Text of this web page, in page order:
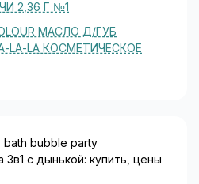
2,36 Г №1
МАСЛО Д/ГУБ
LA-LA КОСМЕТИЧЕСКОЕ
bubble party
3в1 с дынькой: купить, цены